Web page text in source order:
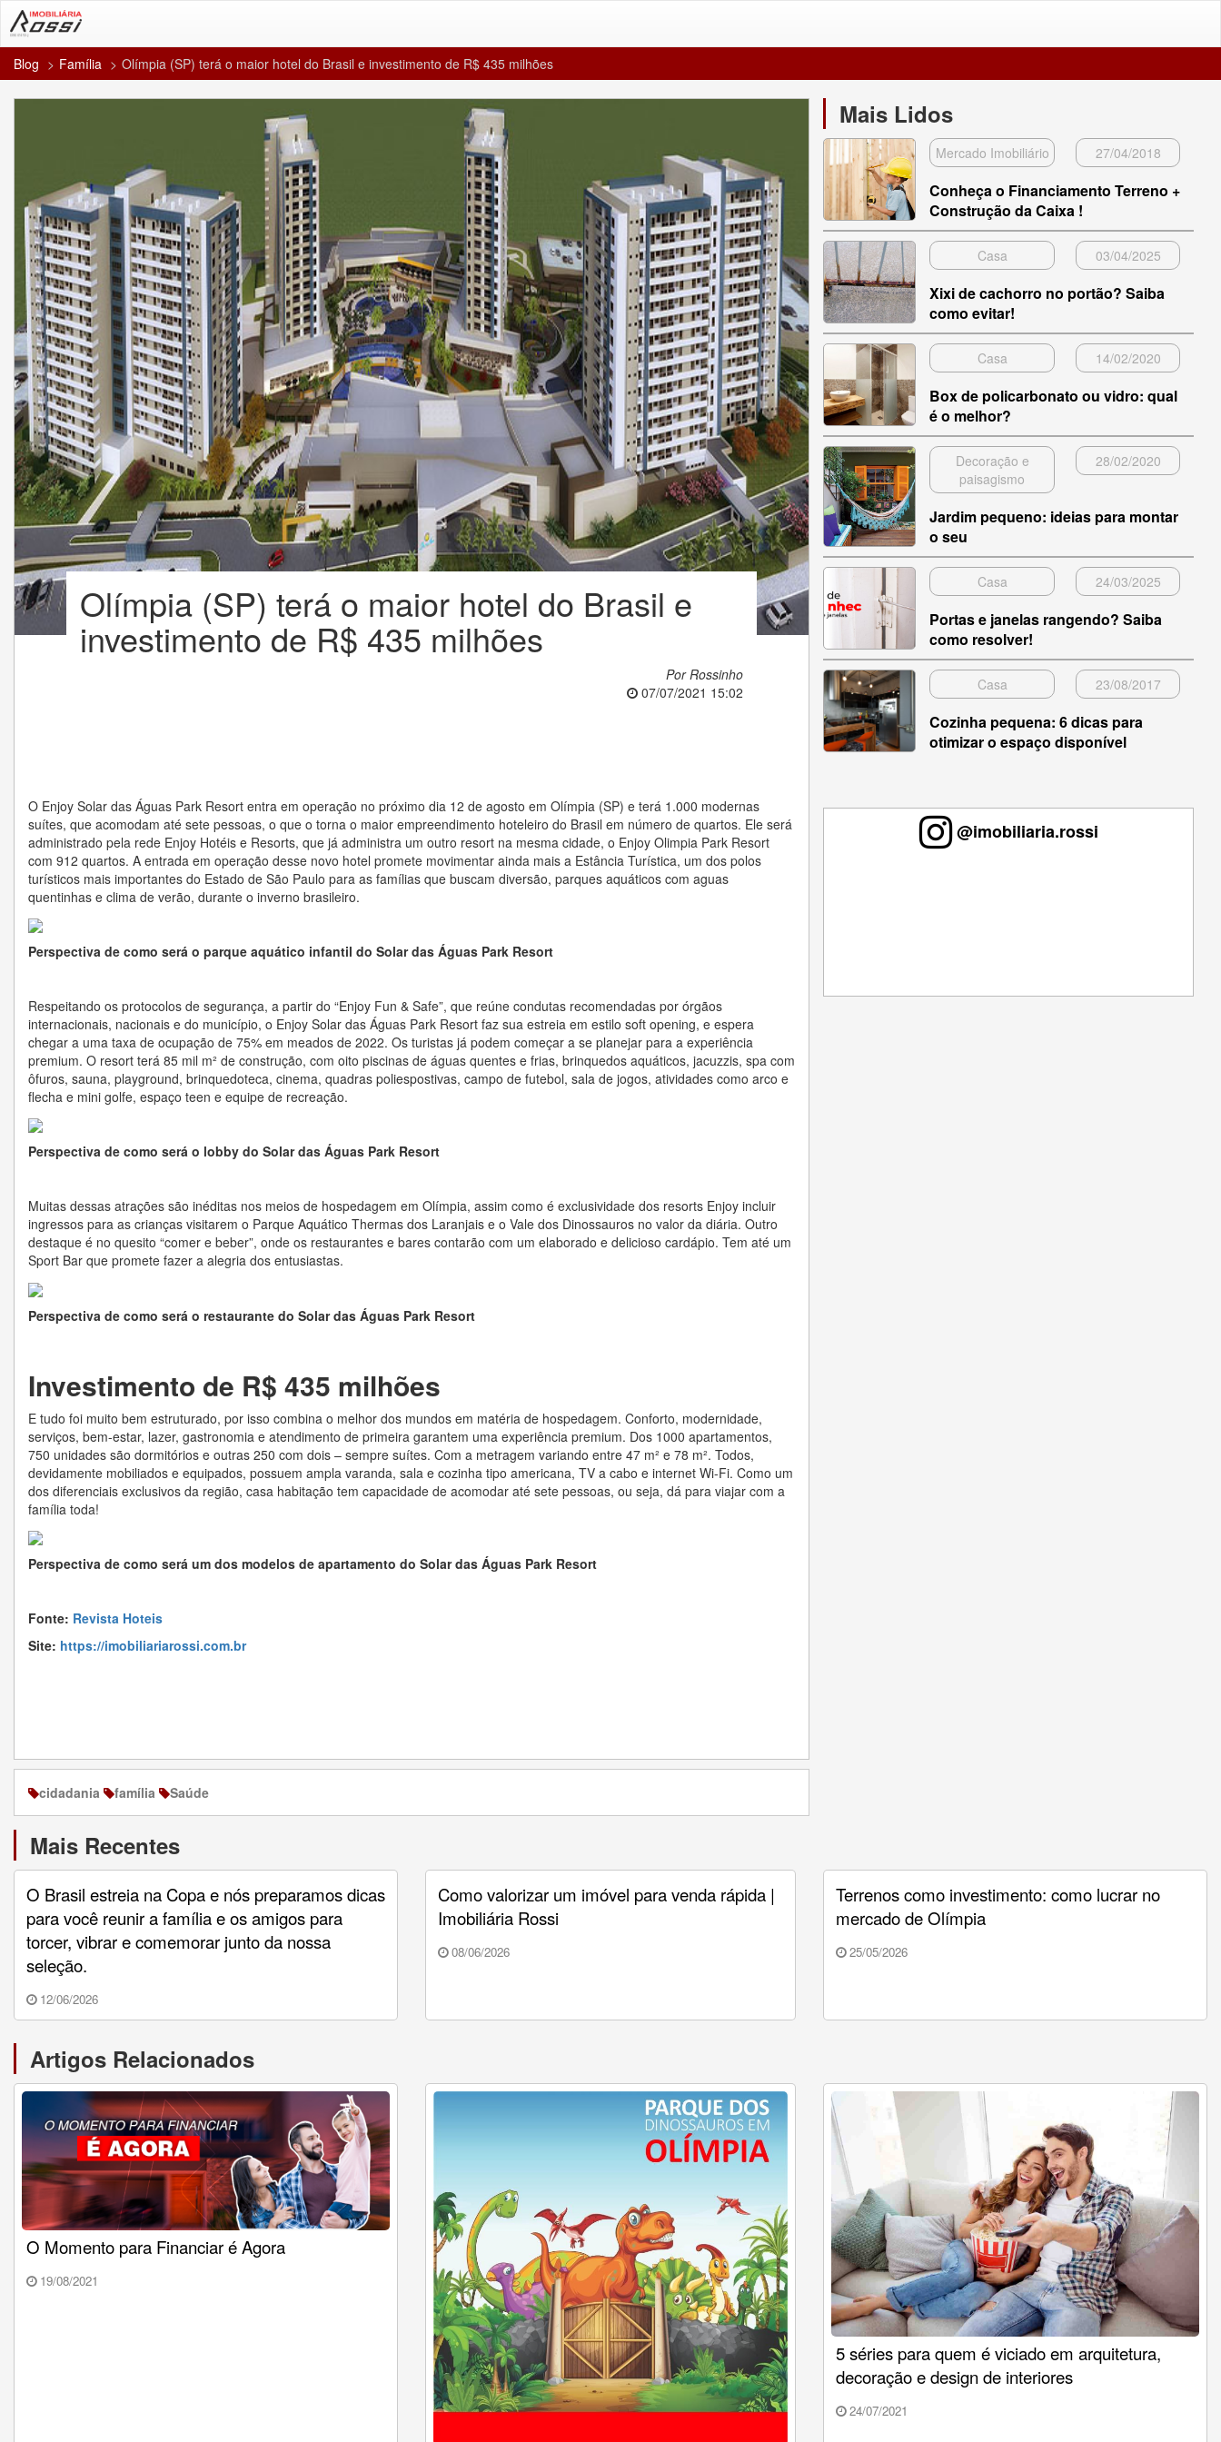
Blog Família Olímpia (SP) terá o maior hotel do Brasil e investimento de R$ 435 milhões
Olímpia (SP) terá o maior hotel do Brasil e
investimento de R$ 435 milhões
Por Rossinho
07/07/2021 15:02
O Enjoy Solar das Águas Park Resort entra em operação no próximo dia 12 de agosto em Olímpia (SP) e terá 1.000 modernas
suítes, que acomodam até sete pessoas, o que o torna o maior empreendimento hoteleiro do Brasil em número de quartos. Ele será
administrado pela rede Enjoy Hotéis e Resorts, que já administra um outro resort na mesma cidade, o Enjoy Olimpia Park Resort
com 912 quartos. A entrada em operação desse novo hotel promete movimentar ainda mais a Estância Turística, um dos polos
turísticos mais importantes do Estado de São Paulo para as famílias que buscam diversão, parques aquáticos com aguas
quentinhas e clima de verão, durante o inverno brasileiro.
Perspectiva de como será o parque aquático infantil do Solar das Águas Park Resort
Respeitando os protocolos de segurança, a partir do “Enjoy Fun & Safe”, que reúne condutas recomendadas por órgãos
internacionais, nacionais e do município, o Enjoy Solar das Águas Park Resort faz sua estreia em estilo soft opening, e espera
chegar a uma taxa de ocupação de 75% em meados de 2022. Os turistas já podem começar a se planejar para a experiência
premium. O resort terá 85 mil m² de construção, com oito piscinas de águas quentes e frias, brinquedos aquáticos, jacuzzis, spa com
ôfuros, sauna, playground, brinquedoteca, cinema, quadras poliespostivas, campo de futebol, sala de jogos, atividades como arco e
flecha e mini golfe, espaço teen e equipe de recreação.
Perspectiva de como será o lobby do Solar das Águas Park Resort
Muitas dessas atrações são inéditas nos meios de hospedagem em Olímpia, assim como é exclusividade dos resorts Enjoy incluir
ingressos para as crianças visitarem o Parque Aquático Thermas dos Laranjais e o Vale dos Dinossauros no valor da diária. Outro
destaque é no quesito “comer e beber”, onde os restaurantes e bares contarão com um elaborado e delicioso cardápio. Tem até um
Sport Bar que promete fazer a alegria dos entusiastas.
Perspectiva de como será o restaurante do Solar das Águas Park Resort
Investimento de R$ 435 milhões
E tudo foi muito bem estruturado, por isso combina o melhor dos mundos em matéria de hospedagem. Conforto, modernidade,
serviços, bem-estar, lazer, gastronomia e atendimento de primeira garantem uma experiência premium. Dos 1000 apartamentos,
750 unidades são dormitórios e outras 250 com dois – sempre suítes. Com a metragem variando entre 47 m² e 78 m². Todos,
devidamente mobiliados e equipados, possuem ampla varanda, sala e cozinha tipo americana, TV a cabo e internet Wi-Fi. Como um
dos diferenciais exclusivos da região, casa habitação tem capacidade de acomodar até sete pessoas, ou seja, dá para viajar com a
família toda!
Perspectiva de como será um dos modelos de apartamento do Solar das Águas Park Resort
Fonte: Revista Hoteis
Site: https://imobiliariarossi.com.br
cidadania família Saúde
Mais Lidos
Mercado Imobiliário 27/04/2018
Conheça o Financiamento Terreno +
Construção da Caixa !
Casa 03/04/2025
Xixi de cachorro no portão? Saiba
como evitar!
Casa 14/02/2020
Box de policarbonato ou vidro: qual
é o melhor?
Decoração e
paisagismo
28/02/2020
Jardim pequeno: ideias para montar
o seu
Casa 24/03/2025
Portas e janelas rangendo? Saiba
como resolver!
Casa 23/08/2017
Cozinha pequena: 6 dicas para
otimizar o espaço disponível
@imobiliaria.rossi
Mais Recentes
O Brasil estreia na Copa e nós preparamos dicas
para você reunir a família e os amigos para
torcer, vibrar e comemorar junto da nossa
seleção.
12/06/2026
Como valorizar um imóvel para venda rápida |
Imobiliária Rossi
08/06/2026
Terrenos como investimento: como lucrar no
mercado de Olímpia
25/05/2026
Artigos Relacionados
O Momento para Financiar é Agora
19/08/2021
5 séries para quem é viciado em arquitetura,
decoração e design de interiores
24/07/2021